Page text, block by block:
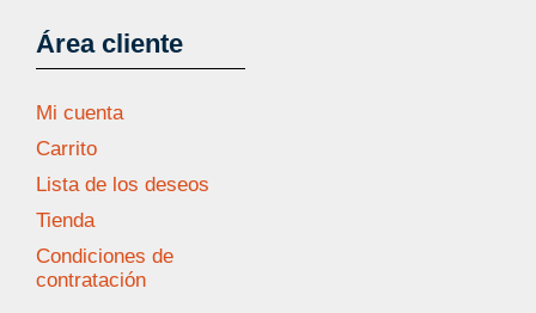
Área cliente
Mi cuenta
Carrito
Lista de los deseos
Tienda
Condiciones de
contratación